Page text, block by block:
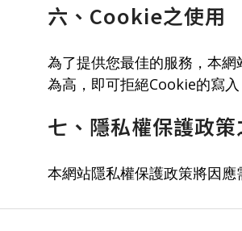
六、Cookie之使用
為了提供您最佳的服務，本
為高，即可拒絕Cookie的寫
七、隱私權保護政策
本網站隱私權保護政策將因應